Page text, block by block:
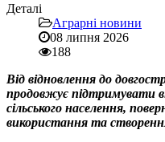
Деталі
Аграрні новини
08 липня 2026
188
Від відновлення до
продовжує підтримувати
сільського населення,
використання та